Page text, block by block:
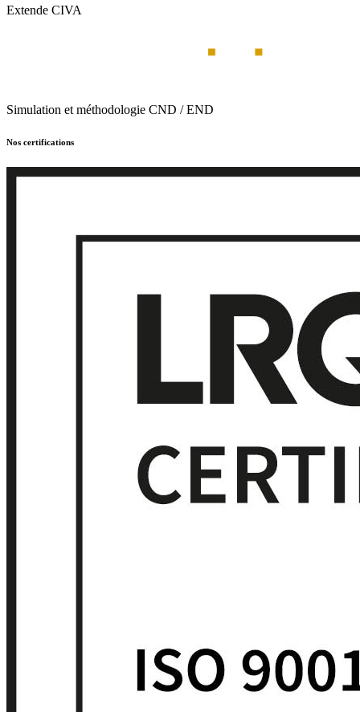
Extende CIVA
Simulation et méthodologie CND / END
Nos certifications